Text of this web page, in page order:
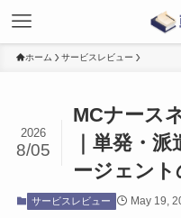
ホーム サービスレビュー
MCナース
｜単発・
ージェン
2026
8/05
サービスレビュー May 19,